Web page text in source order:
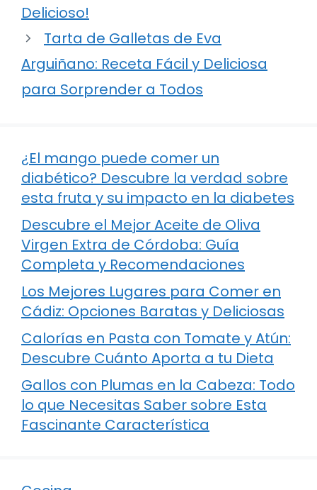
Delicioso!
Tarta de Galletas de Eva
Arguiñano: Receta Fácil y Deliciosa
para Sorprender a Todos
¿El mango puede comer un
diabético? Descubre la verdad sobre
esta fruta y su impacto en la diabetes
Descubre el Mejor Aceite de Oliva
Virgen Extra de Córdoba: Guía
Completa y Recomendaciones
Los Mejores Lugares para Comer en
Cádiz: Opciones Baratas y Deliciosas
Calorías en Pasta con Tomate y Atún:
Descubre Cuánto Aporta a tu Dieta
Gallos con Plumas en la Cabeza: Todo
lo que Necesitas Saber sobre Esta
Fascinante Característica